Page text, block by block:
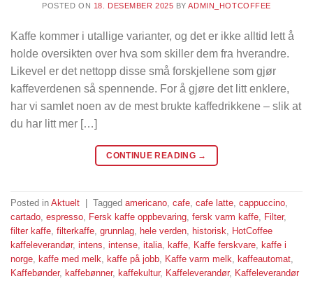
POSTED ON 18. DESEMBER 2025 BYADMIN_HOTCOFFEE
Kaffe kommer i utallige varianter, og det er ikke alltid lett å
holde oversikten over hva som skiller dem fra hverandre.
Likevel er det nettopp disse små forskjellene som gjør
kaffeverdenen så spennende. For å gjøre det litt enklere,
har vi samlet noen av de mest brukte kaffedrikkene – slik at
du har litt mer […]
CONTINUE READING →
Posted in Aktuelt Tagged americano, cafe, cafe latte, cappuccino,
cartado, espresso, Fersk kaffe oppbevaring, fersk varm kaffe, Filter,
filter kaffe, filterkaffe, grunnlag, hele verden, historisk, HotCoffee
kaffeleverandør, intens, intense, italia, kaffe, Kaffe ferskvare, kaffe i
norge, kaffe med melk, kaffe på jobb, Kaffe varm melk, kaffeautomat,
Kaffebønder, kaffebønner, kaffekultur, Kaffeleverandør, Kaffeleverandør